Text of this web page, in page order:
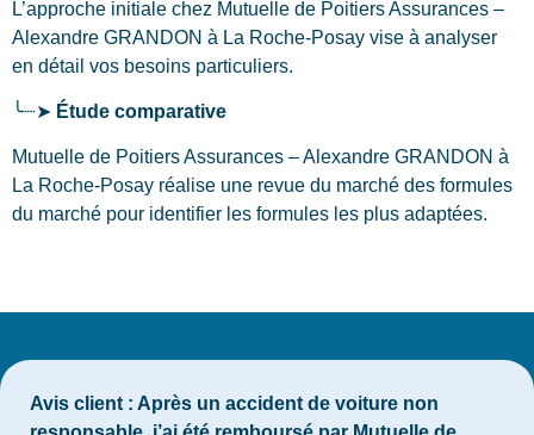
L’approche initiale chez Mutuelle de Poitiers Assurances –
Alexandre GRANDON à La Roche-Posay vise à analyser
en détail vos besoins particuliers.
╰┈➤ Étude comparative
Mutuelle de Poitiers Assurances – Alexandre GRANDON à
La Roche-Posay réalise une revue du marché des formules
du marché pour identifier les formules les plus adaptées.
Avis client : Après un accident de voiture non